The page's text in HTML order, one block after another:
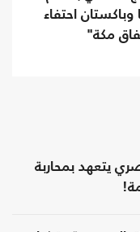
وباكستان احتفاء
مكة"
يتعهد بمحاربة